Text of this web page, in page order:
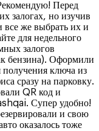
Перед
залогах, но изучив
же выбрать их и
для недельного
залогов
бензина). Оформили
получения ключа из
сразу на парковку.
QR код и
Супер удобно!
и свою
оказалось тоже